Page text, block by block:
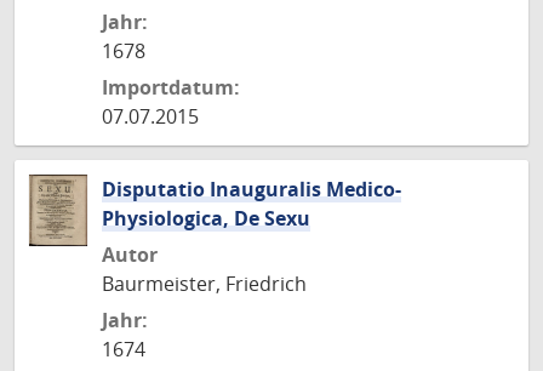
Jahr:
1678
Importdatum:
07.07.2015
Disputatio Inauguralis Medico-
Physiologica, De Sexu
Autor
Baurmeister, Friedrich
Jahr:
1674